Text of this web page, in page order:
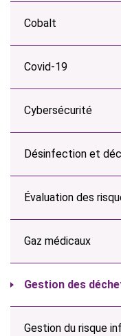
Cobalt
Covid-19
Cybersécurité
Désinfection et
Évaluation des
Gaz médicaux
Gestion des
Gestion du risque